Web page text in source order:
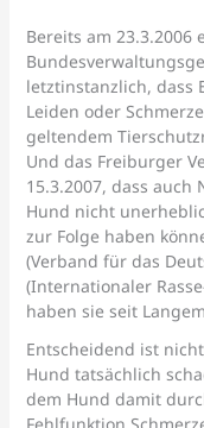
Bereits am 23.3.2006
letztinstanzlich, dass
Leiden oder
geltendem
Und das Freiburger
15.3.2007, dass
Hund nicht
zur Folge haben
(Verband für das
(Internationaler
haben sie seit
Entscheidend ist
Hund tatsächlich
dem Hund damit